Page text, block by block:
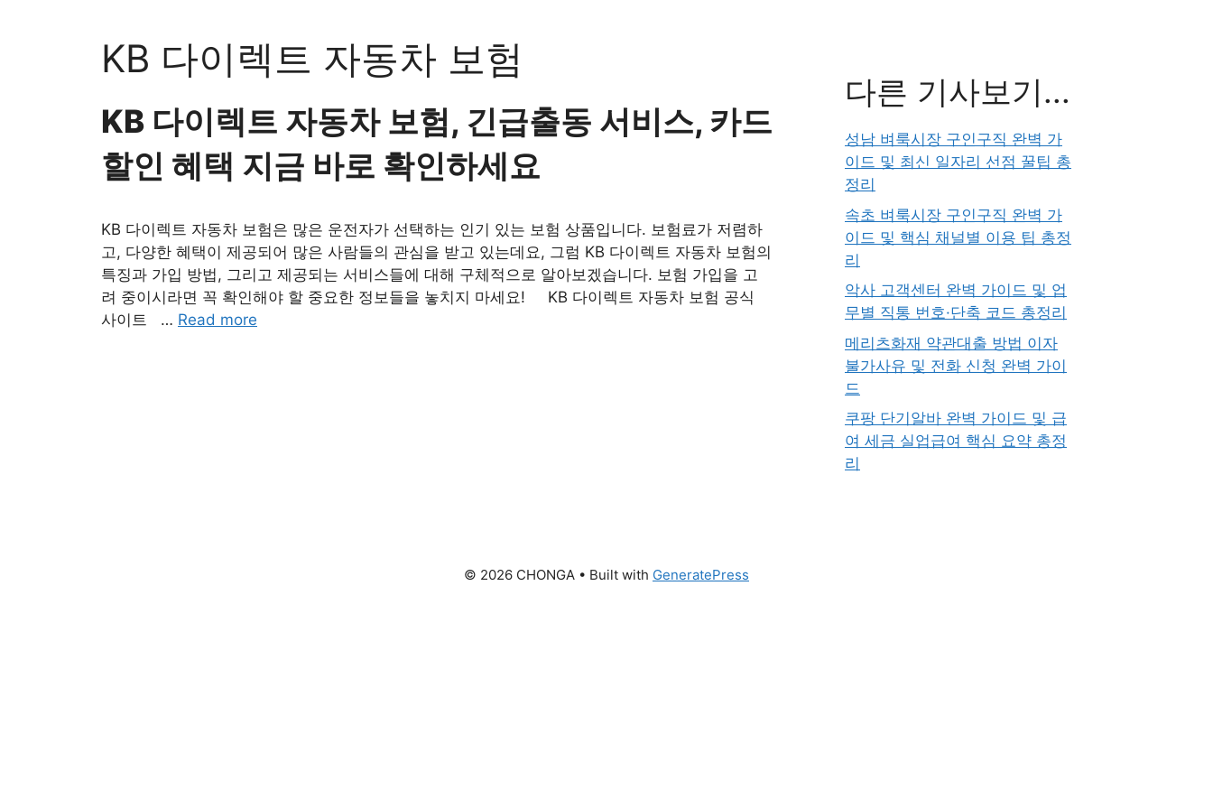
KB 다이렉트 자동차 보험
KB 다이렉트 자동차 보험, 긴급출동 서비스, 카드
할인 혜택 지금 바로 확인하세요
KB 다이렉트 자동차 보험은 많은 운전자가 선택하는 인기 있는 보험 상품입니다. 보험료가 저렴하
고, 다양한 혜택이 제공되어 많은 사람들의 관심을 받고 있는데요, 그럼 KB 다이렉트 자동차 보험의
특징과 가입 방법, 그리고 제공되는 서비스들에 대해 구체적으로 알아보겠습니다. 보험 가입을 고
려 중이시라면 꼭 확인해야 할 중요한 정보들을 놓치지 마세요! KB 다이렉트 자동차 보험 공식
사이트 … Read more
다른 기사보기...
성남 벼룩시장 구인구직 완벽 가
이드 및 최신 일자리 선점 꿀팁 총
정리
속초 벼룩시장 구인구직 완벽 가
이드 및 핵심 채널별 이용 팁 총정
리
악사 고객센터 완벽 가이드 및 업
무별 직통 번호·단축 코드 총정리
메리츠화재 약관대출 방법 이자
불가사유 및 전화 신청 완벽 가이
드
쿠팡 단기알바 완벽 가이드 및 급
여 세금 실업급여 핵심 요약 총정
리
© 2026 CHONGA • Built with GeneratePress